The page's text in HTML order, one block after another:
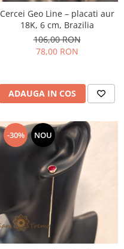
Cercei Geo Line – placati aur
18K, 6 cm, Brazilia
106,00 RON
78,00 RON
ADAUGA IN COS
-30% NOU